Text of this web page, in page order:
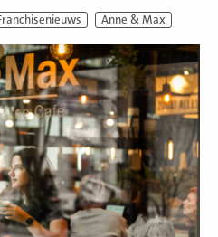
Anne & Max